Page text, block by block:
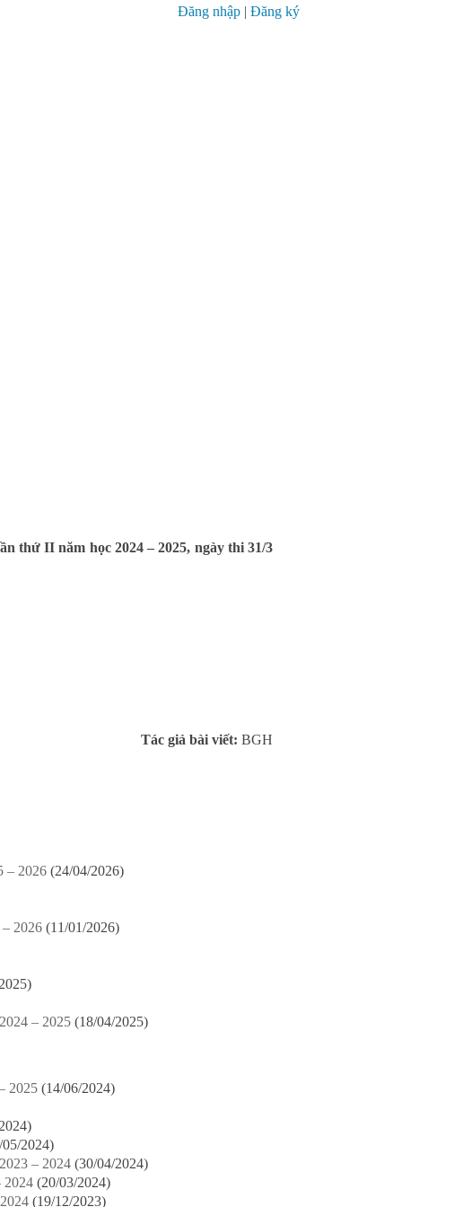
Đăng nhập | Đăng ký
thứ II năm học 2024 – 2025, ngày thi 31/3
Tác giả bài viết: BGH
– 2026 (24/04/2026)
2026 (11/01/2026)
– 2025 (18/04/2025)
2025 (14/06/2024)
2024)
– 2024 (30/04/2024)
2024 (20/03/2024)
(19/12/2023)